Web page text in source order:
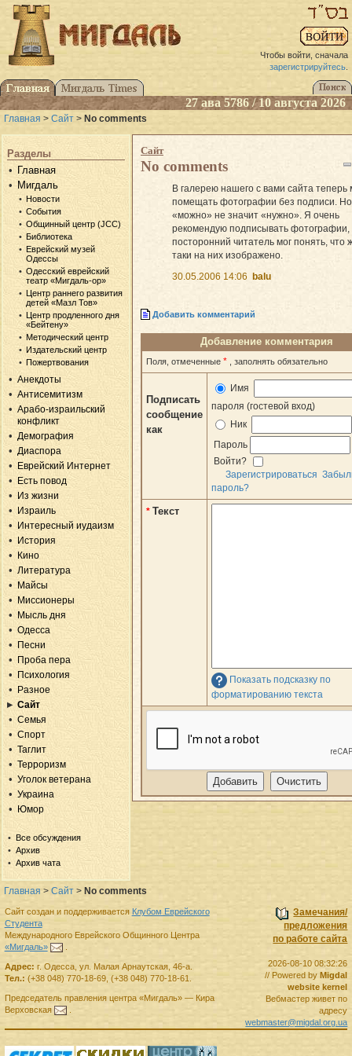
Чтобы войти, сначала
зарегистрируйтесь.
27 ава 5786 / 10 августа 2026
Главная > Сайт > No comments
Разделы
Главная
Мигдаль
Новости
События
Общинный центр (JCC)
Библиотека
Еврейский музей
Одессы
Одесский еврейский
театр «Мигдаль-ор»
Центр раннего развития
детей «Мазл Тов»
Центр продленного дня
«Бейтену»
Методический центр
Издательский центр
Пожертвования
Анекдоты
Антисемитизм
Арабо-израильский
конфликт
Демография
Диаспора
Еврейский Интернет
Есть повод
Из жизни
Израиль
Интересный иудаизм
История
Кино
Литература
Майсы
Миссионеры
Мысль дня
Одесса
Песни
Проба пера
Психология
Разное
Сайт
Семья
Спорт
Таглит
Терроризм
Уголок ветерана
Украина
Юмор
Все обсуждения
Архив
Архив чата
Сайт
No comments
В галерею нашего с вами сайта теперь
помещать фотографии без подписи. Но
«можно» не значит «нужно». Я очень
рекомендую подписывать фотографии,
посторонний читатель мог понять, что
таки на них изображено.
30.05.2006 14:06
balu
Добавить комментарий
Добавление комментария
Поля, отмеченные * , заполнять обязательно
Подписать
сообщение
как
Имя
пароля (гостевой вход)
Ник
Пароль
Войти?
Зарегистрироваться
пароль?
* Текст
Показать подсказку по
форматированию текста
Главная > Сайт > No comments
Замечания/
предложения
по работе сайта
2026-08-10 08:32:26
// Powered byMigdal
website kernel
Вебмастер живет по
адресу
webmaster@migdal.org.ua
Сайт создан и поддерживается Клубом Еврейского
Студента
Международного Еврейского Общинного Центра
«Мигдаль»
.
Адрес: г. Одесса, ул. Малая Арнаутская, 46-а.
Тел.: (+38 048) 770-18-69, (+38 048) 770-18-61
Председатель правленияцентра «Мигдаль»— Кира
Верховская
.